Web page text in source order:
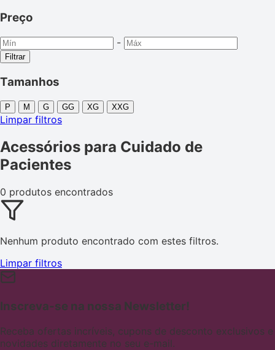
Preço
-
Filtrar
Tamanhos
P M G GG XG XXG
Limpar filtros
Acessórios para Cuidado de
Pacientes
0 produtos encontrados
Nenhum produto encontrado com estes filtros.
Limpar filtros
Inscreva-se na nossa Newsletter!
Receba ofertas incríveis, cupons de desconto exclusivos e
novidades diretamente no seu e-mail.